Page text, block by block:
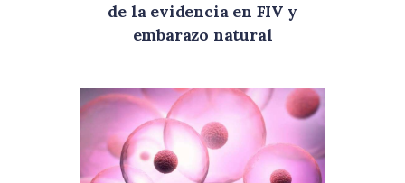
de la evidencia en FIV y
embarazo natural